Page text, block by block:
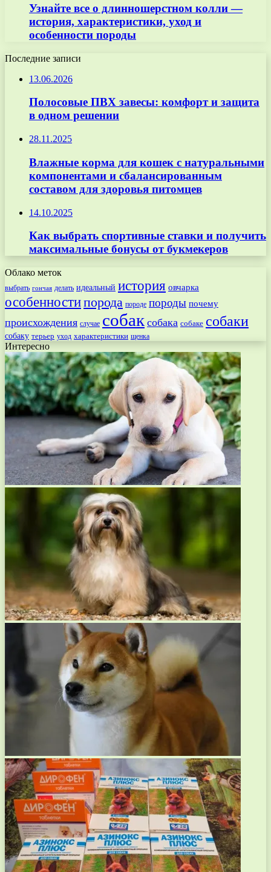
Узнайте все о длинношерстном колли —
история, характеристики, уход и
особенности породы
Последние записи
13.06.2026
Полосовые ПВХ завесы: комфорт и защита
в одном решении
28.11.2025
Влажные корма для кошек с натуральными
компонентами и сбалансированным
составом для здоровья питомцев
14.10.2025
Как выбрать спортивные ставки и получить
максимальные бонусы от букмекеров
Облако меток
выбрать гончая делать идеальный история овчарка
особенностипорода породе породы почему
происхождения случае собак собака собаке собаки
собаку терьер уход характеристики щенка
Интересно